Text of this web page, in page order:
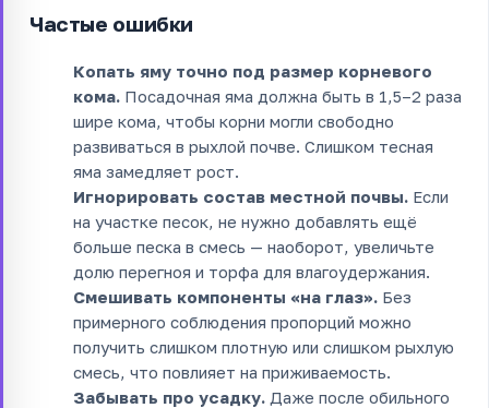
Частые ошибки
Копать яму точно под размер корневого
кома. Посадочная яма должна быть в 1,5–2 раза
шире кома, чтобы корни могли свободно
развиваться в рыхлой почве. Слишком тесная
яма замедляет рост.
Игнорировать состав местной почвы. Если
на участке песок, не нужно добавлять ещё
больше песка в смесь — наоборот, увеличьте
долю перегноя и торфа для влагоудержания.
Смешивать компоненты «на глаз». Без
примерного соблюдения пропорций можно
получить слишком плотную или слишком рыхлую
смесь, что повлияет на приживаемость.
Забывать про усадку. Даже после обильного